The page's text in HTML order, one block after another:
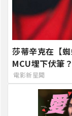
莎蒂辛克在【
MCU埋下伏筆？
電影新星聞